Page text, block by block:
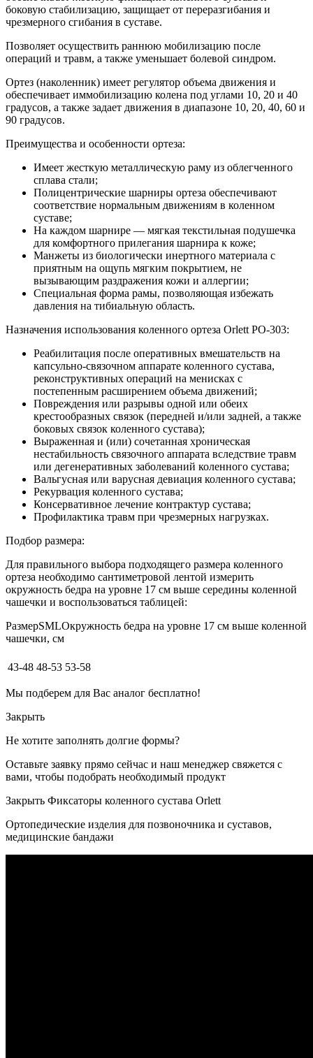
боковую стабилизацию, защищает от переразгибания и
чрезмерного сгибания в суставе.
Позволяет осуществить раннюю мобилизацию после
операций и травм, а также уменьшает болевой синдром.
Ортез (наколенник) имеет регулятор объема движения и
обеспечивает иммобилизацию колена под углами 10, 20 и 40
градусов, а также задает движения в диапазоне 10, 20, 40, 60 и
90 градусов.
Преимущества и особенности ортеза:
Имеет жесткую металлическую раму из облегченного
сплава стали;
Полицентрические шарниры ортеза обеспечивают
соответствие нормальным движениям в коленном
суставе;
На каждом шарнире — мягкая текстильная подушечка
для комфортного прилегания шарнира к коже;
Манжеты из биологически инертного материала с
приятным на ощупь мягким покрытием, не
вызывающим раздражения кожи и аллергии;
Специальная форма рамы, позволяющая избежать
давления на тибиальную область.
Назначения использования коленного ортеза Orlett PO-303:
Реабилитация после оперативных вмешательств на
капсульно-связочном аппарате коленного сустава,
реконструктивных операций на менисках с
постепенным расширением объема движений;
Повреждения или разрывы одной или обеих
крестообразных связок (передней и/или задней, а также
боковых связок коленного сустава);
Выраженная и (или) сочетанная хроническая
нестабильность связочного аппарата вследствие травм
или дегенеративных заболеваний коленного сустава;
Вальгусная или варусная девиация коленного сустава;
Рекурвация коленного сустава;
Консервативное лечение контрактур сустава;
Профилактика травм при чрезмерных нагрузках.
Подбор размера:
Для правильного выбора подходящего размера коленного
ортеза необходимо сантиметровой лентой измерить
окружность бедра на уровне 17 см выше середины коленной
чашечки и воспользоваться таблицей:
РазмерSMLОкружность бедра на уровне 17 см выше коленной
чашечки, см
43-48 48-53 53-58
Мы подберем для Вас аналог бесплатно!
Закрыть
Не хотите заполнять долгие формы?
Оставьте заявку прямо сейчас и наш менеджер свяжется с
вами, чтобы подобрать необходимый продукт
Закрыть Фиксаторы коленного сустава Orlett
Ортопедические изделия для позвоночника и суставов,
медицинские бандажи